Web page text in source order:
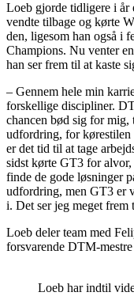
Loeb gjorde tidligere i år
vendte tilbage og kørte
den, ligesom han også i
Champions. Nu venter
han ser frem til at kaste
– Gennem hele min
forskellige discipliner.
chancen bød sig for mig,
udfordring, for
er det tid til at tage
sidst kørte GT3 for
finde de gode løsninger
udfordring, men GT3 er
i. Det ser jeg meget frem
Loeb deler team med
forsvarende DTM-mestre
Loeb har indtil